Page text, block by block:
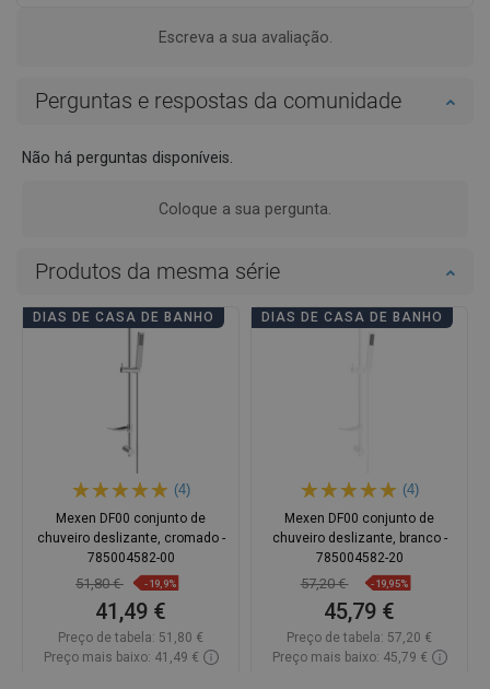
Escreva a sua avaliação.
Perguntas e respostas da comunidade
Não há perguntas disponíveis.
Coloque a sua pergunta.
Produtos da mesma série
DIAS DE CASA DE BANHO
(4)
Mexen DF00 conjunto de
chuveiro deslizante, cromado -
785004582-00
51,80 € -19,9%
41,49 €
Preço de tabela: 51,80 €
Preço mais baixo: 41,49 €
DIAS DE CASA DE BANHO
(4)
Mexen DF00 conjunto de
chuveiro deslizante, branco -
785004582-20
57,20 € -19,95%
45,79 €
Preço de tabela: 57,20 €
Preço mais baixo: 45,79 €